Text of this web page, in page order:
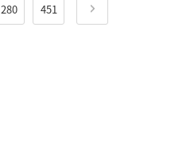
280 451